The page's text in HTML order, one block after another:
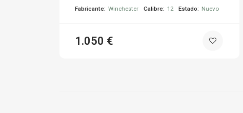
recámara: 76 mm -cañón: 71 -peso: 3,11 kg
Fabricante: Winchester Calibre: 12 Estado: Nuevo
1.050 €